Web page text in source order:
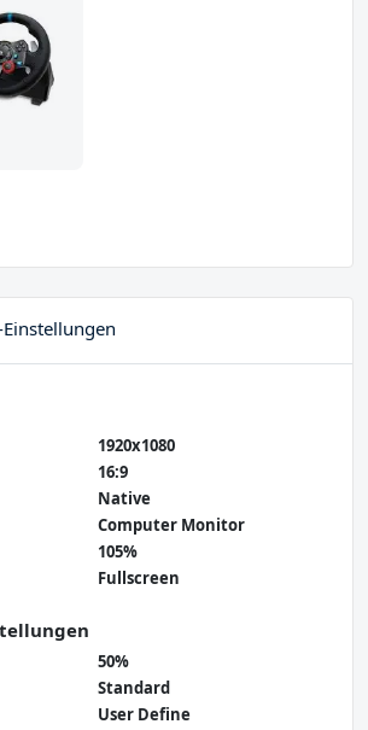
1920x1080
16:9
Native
Computer Monitor
105%
Fullscreen
50%
Standard
User Define